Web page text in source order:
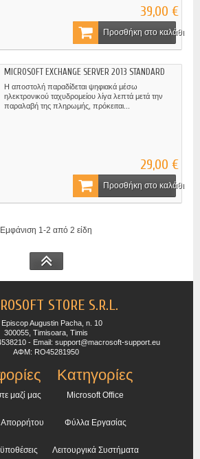
39,00 €
Προσθήκη στο καλάθι
MICROSOFT EXCHANGE SERVER 2013 STANDARD
Η αποστολή παραδίδεται ψηφιακά μέσω
ηλεκτρονικού ταχυδρομείου λίγα λεπτά μετά την
παραλαβή της πληρωμής, πρόκειται...
29,00 €
Προσθήκη στο καλάθι
Εμφάνιση 1-2 από 2 είδη
STORE S.R.L.
Augustin Pacha, n. 10
300055, Timisoara, Timis
- Email: support@macrosoft-support.eu
ΑΦΜ: RO45281950
μαζί μας
Απορρήτου
Κατηγορίες
Microsoft Office
Φύλλα Εργασίας
Λειτουργικά Συστήματα